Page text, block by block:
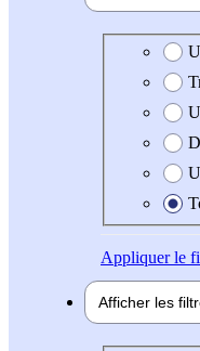
Date de
Appliquerle
Afficher les